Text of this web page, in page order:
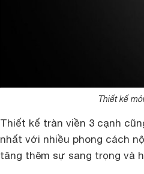
Thiết kế
Thiết kế tràn viền 3 cạnh
nhất với nhiều phong cách
tăng thêm sự sang trọng và